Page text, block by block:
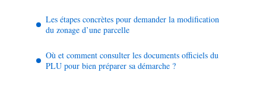
Les étapes concrètes pour demander la modification
du zonage d’une parcelle
Où et comment consulter les documents officiels du
PLU pour bien préparer sa démarche ?